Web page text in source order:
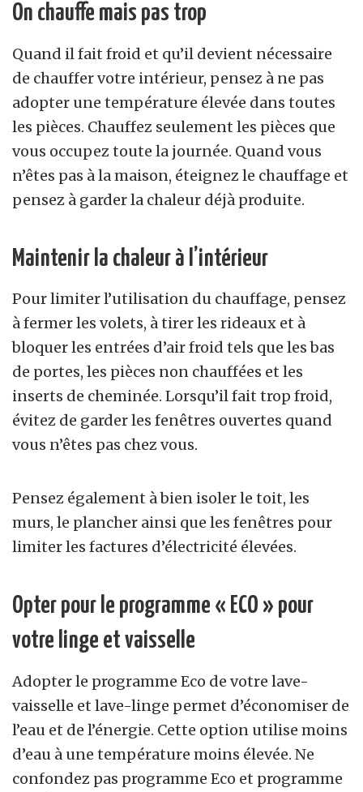
On chauffe mais pas trop
Quand il fait froid et qu’il devient nécessaire
de chauffer votre intérieur, pensez à ne pas
adopter une température élevée dans toutes
les pièces. Chauffez seulement les pièces que
vous occupez toute la journée. Quand vous
n’êtes pas à la maison, éteignez le chauffage et
pensez à garder la chaleur déjà produite.
Maintenir la chaleur à l’intérieur
Pour limiter l’utilisation du chauffage, pensez
à fermer les volets, à tirer les rideaux et à
bloquer les entrées d’air froid tels que les bas
de portes, les pièces non chauffées et les
inserts de cheminée. Lorsqu’il fait trop froid,
évitez de garder les fenêtres ouvertes quand
vous n’êtes pas chez vous.
Pensez également à bien isoler le toit, les
murs, le plancher ainsi que les fenêtres pour
limiter les factures d’électricité élevées.
Opter pour le programme « ECO » pour
votre linge et vaisselle
Adopter le programme Eco de votre lave-
vaisselle et lave-linge permet d’économiser de
l’eau et de l’énergie. Cette option utilise moins
d’eau à une température moins élevée. Ne
confondez pas programme Eco et programme